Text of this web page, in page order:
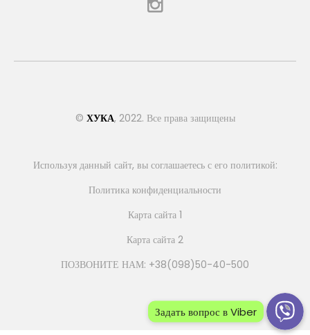
© ХУКА, 2022. Все права защищены
Используя данный сайт, вы соглашаетесь с его политикой:
Политика конфиденциальности
Карта сайта 1
Карта сайта 2
ПОЗВОНИТЕ НАМ: +38(098)50-40-500
Задать вопрос в Viber